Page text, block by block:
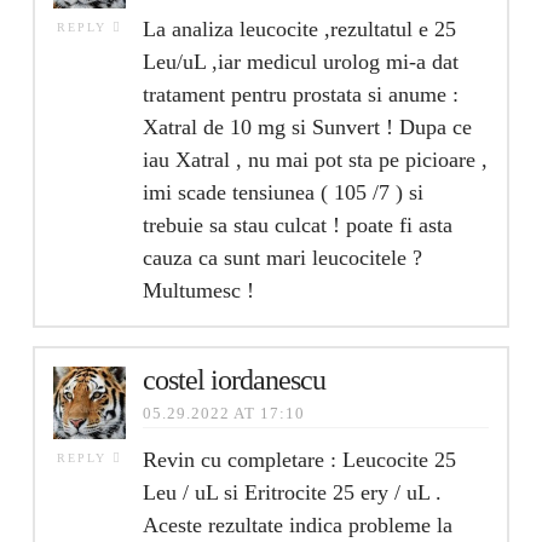
REPLY
La analiza leucocite ,rezultatul e 25
Leu/uL ,iar medicul urolog mi-a dat
tratament pentru prostata si anume :
Xatral de 10 mg si Sunvert ! Dupa ce
iau Xatral , nu mai pot sta pe picioare ,
imi scade tensiunea ( 105 /7 ) si
trebuie sa stau culcat ! poate fi asta
cauza ca sunt mari leucocitele ?
Multumesc !
REPLY
costel iordanescu
05.29.2022 AT 17:10
Revin cu completare : Leucocite 25
Leu / uL si Eritrocite 25 ery / uL .
Aceste rezultate indica probleme la